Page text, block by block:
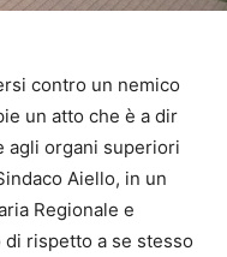
contro un nemico
un atto che è a dir
agli organi superiori
Aiello, in un
Regionale e
di rispetto a se stesso